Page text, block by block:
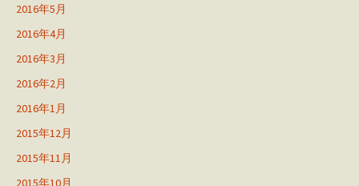
2016年5月
2016年4月
2016年3月
2016年2月
2016年1月
2015年12月
2015年11月
2015年10月